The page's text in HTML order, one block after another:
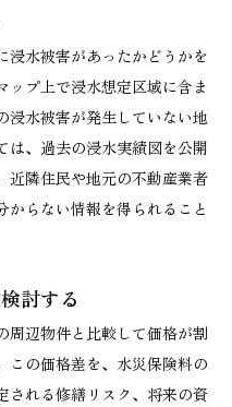
浸水被害があったかどうかを
プ上で浸水想定区域に含ま
浸水被害が発生していない地
は、過去の浸水実績図を公開
近隣住民や地元の不動産業者
からない情報を得られること
討する
周辺物件と比較して価格が割
この価格差を、水災保険料の
される修繕リスク、将来の資